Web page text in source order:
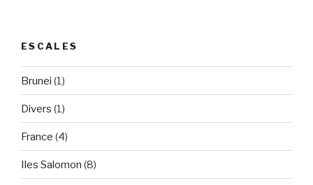
ESCALES
Brunei (1)
Divers (1)
France (4)
Iles Salomon (8)